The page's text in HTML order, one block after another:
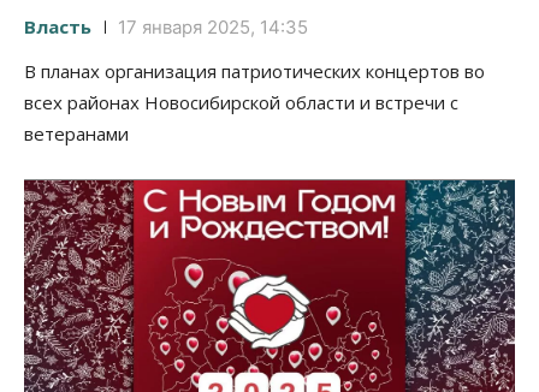
Власть 17 января 2025, 14:35
В планах организация патриотических концертов во
всех районах Новосибирской области и встречи с
ветеранами